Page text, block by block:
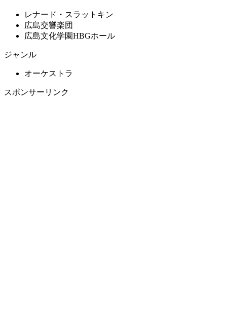
レナード・スラットキン
広島交響楽団
広島文化学園HBGホール
ジャンル
オーケストラ
スポンサーリンク